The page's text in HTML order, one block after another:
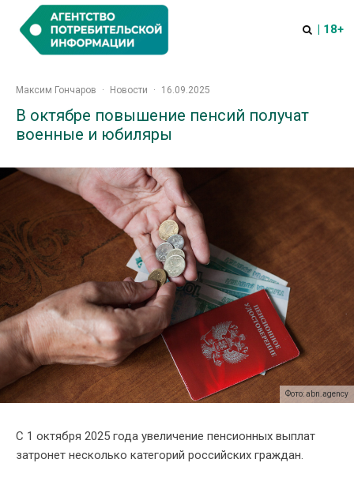
| 18+
Максим Гончаров · Новости · 16.09.2025
В октябре повышение пенсий получат
военные и юбиляры
Фото: abn.agency
С 1 октября 2025 года увеличение пенсионных выплат
затронет несколько категорий российских граждан.